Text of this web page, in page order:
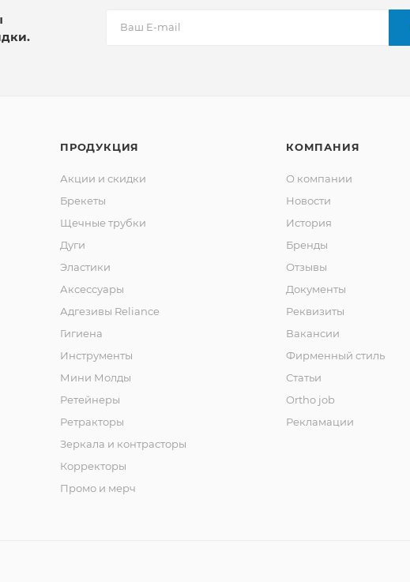
ПРОДУКЦИЯ
Акции и скидки
Брекеты
Щечные трубки
Дуги
Эластики
Аксессуары
Адгезивы Reliance
Гигиена
Инструменты
Мини Молды
Ретейнеры
Ретракторы
Зеркала и контраcторы
Корректоры
Промо и мерч
КОМПАНИЯ
О компании
Новости
История
Бренды
Отзывы
Документы
Реквизиты
Вакансии
Фирменный стиль
Статьи
Ortho job
Рекламации